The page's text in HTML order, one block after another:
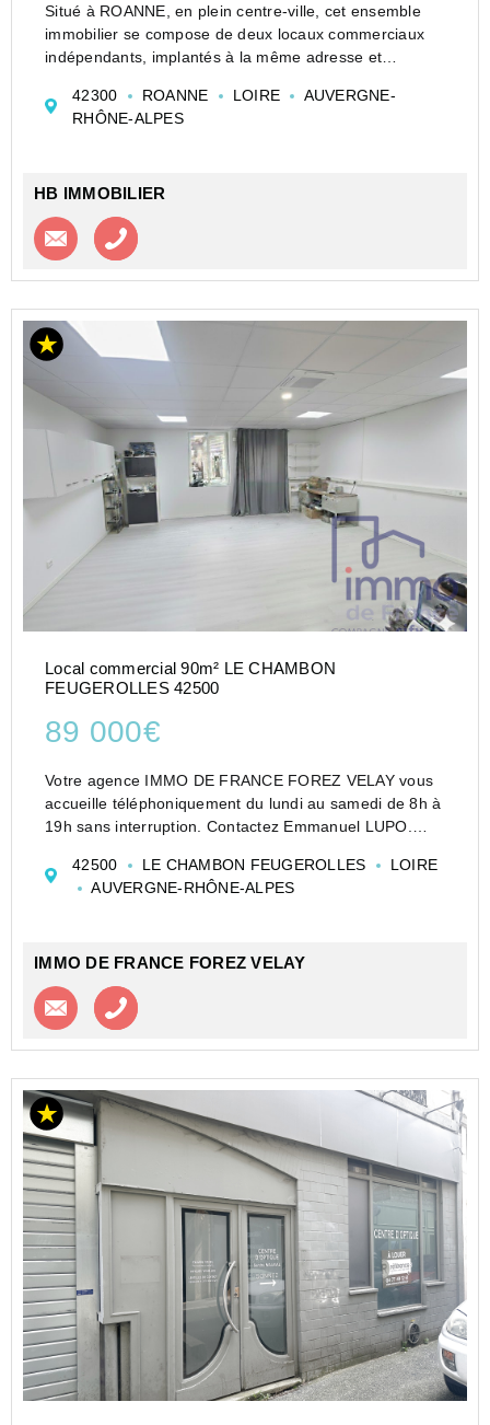
Situé à ROANNE, en plein centre-ville, cet ensemble
immobilier se compose de deux locaux commerciaux
indépendants, implantés à la même adresse et
développe une surface totale d'environ 67 m², ...
42300 ROANNE LOIRE
AUVERGNE-
RHÔNE-ALPES
HB IMMOBILIER
Contacter l'agence
Local commercial 90m² LE CHAMBON
FEUGEROLLES 42500
89 000€
Votre agence IMMO DE FRANCE FOREZ VELAY vous
accueille téléphoniquement du lundi au samedi de 8h à
19h sans interruption. Contactez Emmanuel LUPO.
M2 et une petite cours privée de 13 M2
Situé tout proch...
42500 LE CHAMBON FEUGEROLLES
LOIRE
AUVERGNE-RHÔNE-ALPES
IMMO DE FRANCE FOREZ VELAY
Contacter l'agence